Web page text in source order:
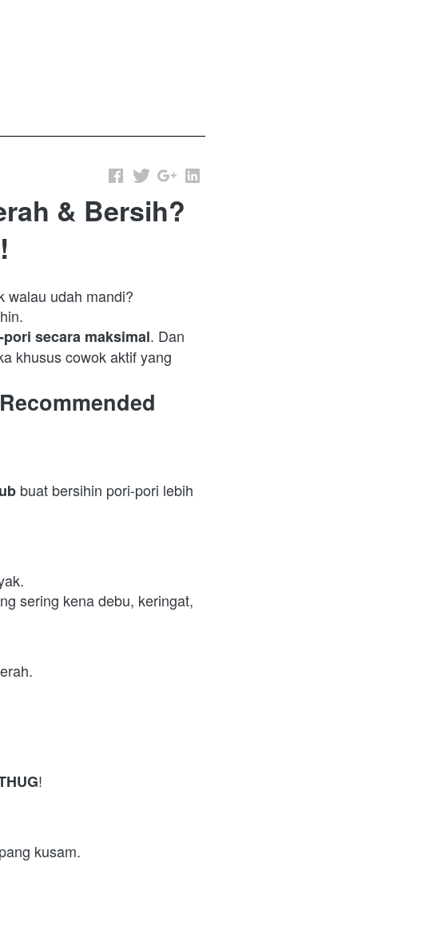
& Bersih?
walau udah mandi?
secara maksimal. Dan
khusus cowok aktif yang
buat bersihin pori-pori lebih
sering kena debu, keringat,
!
kusam.